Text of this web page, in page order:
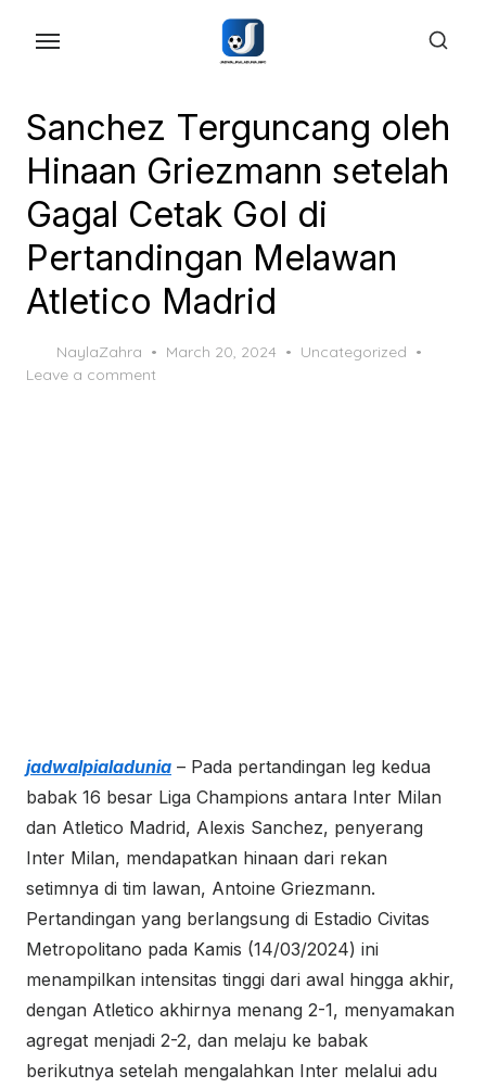
Sanchez Terguncang oleh
Hinaan Griezmann setelah
Gagal Cetak Gol di
Pertandingan Melawan
Atletico Madrid
NaylaZahra
Posted
March 20, 2024
Uncategorized
Leave a comment
jadwalpialadunia – Pada pertandingan leg kedua
babak 16 besar Liga Champions antara Inter Milan
dan Atletico Madrid, Alexis Sanchez, penyerang
Inter Milan, mendapatkan hinaan dari rekan
setimnya di tim lawan, Antoine Griezmann.
Pertandingan yang berlangsung di Estadio Civitas
Metropolitano pada Kamis (14/03/2024) ini
menampilkan intensitas tinggi dari awal hingga akhir,
dengan Atletico akhirnya menang 2-1, menyamakan
agregat menjadi 2-2, dan melaju ke babak
berikutnya setelah mengalahkan Inter melalui adu